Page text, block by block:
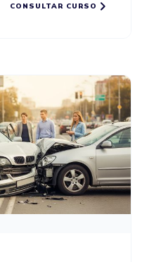
CONSULTAR CURSO